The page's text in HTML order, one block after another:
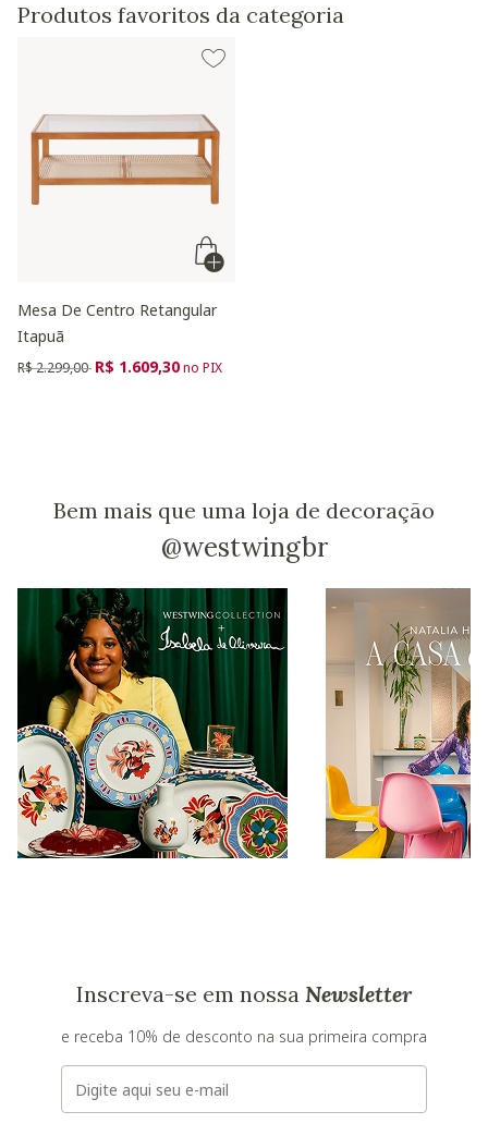
Produtos favoritos da categoria
Mesa De Centro Retangular
Itapuã
Preço reduzido de
R$ 2.299,00 para
R$ 1.609,30no PIX
Bem mais que uma loja de decoração
@westwingbr
Inscreva-se em nossa Newsletter
e receba 10% de desconto na sua primeira compra
E-mail